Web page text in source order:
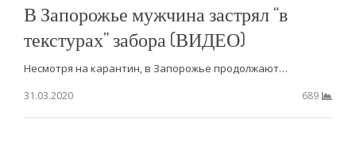
В Запорожье мужчина застрял “в
текстурах” забора (ВИДЕО)
Несмотря на карантин, в Запорожье продолжают…
31.03.2020
689